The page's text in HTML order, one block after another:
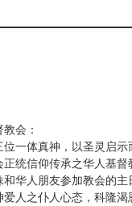
会：
一体真神，以圣灵启
统信仰传承之华人基
华人朋友参加教会的
人之仆人心态，科隆